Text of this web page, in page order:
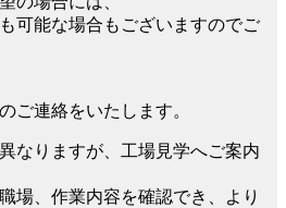
可能な場合もございますのでご
ご連絡をいたします。
なりますが、工場見学へご案内
場、作業内容を確認でき、より